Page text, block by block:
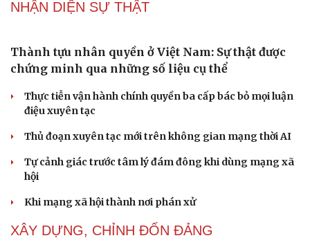
phát hiện mắc bệnh tình dục
NHẬN DIỆN SỰ THẬT
Thành tựu nhân quyền ở Việt Nam: Sự thật được
điệu xuyên tạc
hội